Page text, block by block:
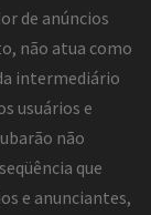
de anúncios
não atua como
intermediário
usuários e
não
que
e anunciantes,